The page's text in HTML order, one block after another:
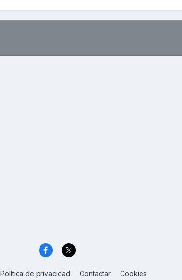
Política de privacidad Contactar Cookies